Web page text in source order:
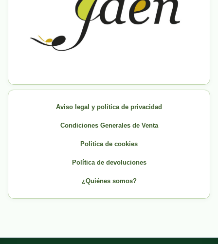
Aviso legal y política de privacidad
Condiciones Generales de Venta
Politica de cookies
Política de devoluciones
¿Quiénes somos?